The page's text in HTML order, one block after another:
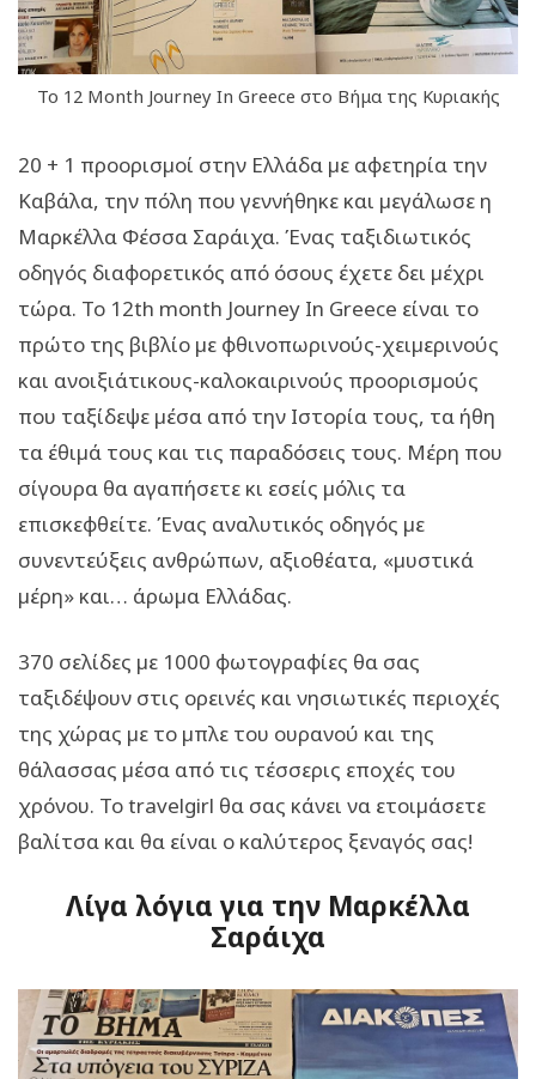
Το 12 Month Journey In Greece στο Βήμα της Κυριακής
20 + 1 προορισµοί στην Ελλάδα µε αφετηρία την
Καβάλα, την πόλη που γεννήθηκε και µεγάλωσε η
Μαρκέλλα Φέσσα Σαράιχα. Ένας ταξιδιωτικός
οδηγός διαφορετικός από όσους έχετε δει µέχρι
τώρα. Το 12th month Journey In Greece είναι το
πρώτο της βιβλίο µε φθινοπωρινούς-χειµερινούς
και ανοιξιάτικους-καλοκαιρινούς προορισµούς
που ταξίδεψε µέσα από την Ιστορία τους, τα ήθη
τα έθιµά τους και τις παραδόσεις τους. Μέρη που
σίγουρα θα αγαπήσετε κι εσείς µόλις τα
επισκεφθείτε. Ένας αναλυτικός οδηγός µε
συνεντεύξεις ανθρώπων, αξιοθέατα, «µυστικά
µέρη» και… άρωµα Ελλάδας.
370 σελίδες µε 1000 φωτογραφίες θα σας
ταξιδέψουν στις ορεινές και νησιωτικές περιοχές
της χώρας µε το µπλε του ουρανού και της
θάλασσας µέσα από τις τέσσερις εποχές του
χρόνου. Το travelgirl θα σας κάνει να ετοιµάσετε
βαλίτσα και θα είναι ο καλύτερος ξεναγός σας!
Λίγα λόγια για την Μαρκέλλα
Σαράιχα